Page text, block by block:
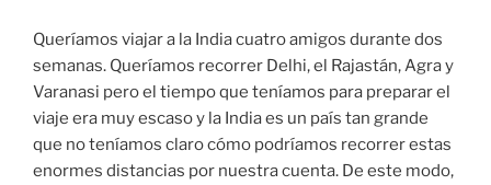
Queríamos viajar a la India cuatro amigos durante dos
semanas. Queríamos recorrer Delhi, el Rajastán, Agra y
Varanasi pero el tiempo que teníamos para preparar el
viaje era muy escaso y la India es un país tan grande
que no teníamos claro cómo podríamos recorrer estas
enormes distancias por nuestra cuenta. De este modo,